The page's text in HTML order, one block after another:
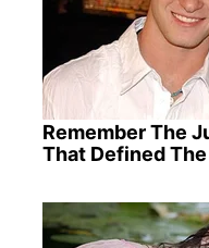
Remember The
That Defined